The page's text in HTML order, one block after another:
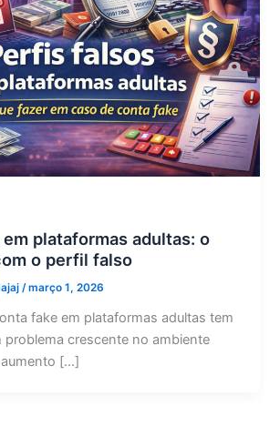
plataformas adultas: o
o perfil falso
/março 1, 2026
fake em plataformas adultas tem
problema crescente no ambiente
[…]